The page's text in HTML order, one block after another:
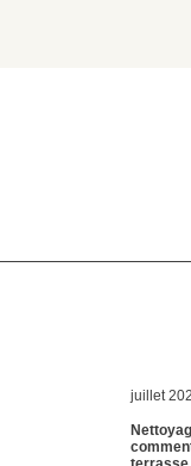
juillet